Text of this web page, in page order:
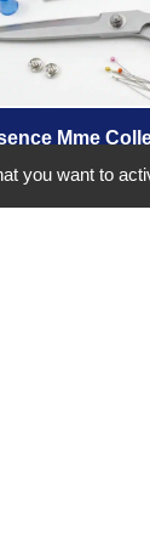
Mme
you want to